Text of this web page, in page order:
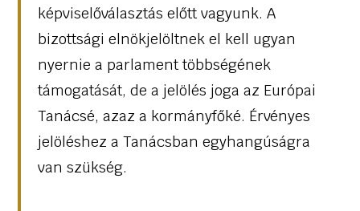
képviselőválasztás előtt vagyunk. A
bizottsági elnökjelöltnek el kell ugyan
nyernie a parlament többségének
támogatását, de a jelölés joga az Európai
Tanácsé, azaz a kormányfőké. Érvényes
jelöléshez a Tanácsban egyhangúságra
van szükség.